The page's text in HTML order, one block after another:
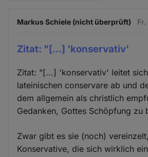
Markus Schiele (nicht überprüft) Fr.
Zitat: "[...] 'konservativ'
Zitat: "[...] 'konservativ' leitet
lateinischen conservare ab und
dem allgemein als christlich
Gedanken, Gottes Schöpfung zu
Zwar gibt es sie (noch)
Konservative, die sich wirklich